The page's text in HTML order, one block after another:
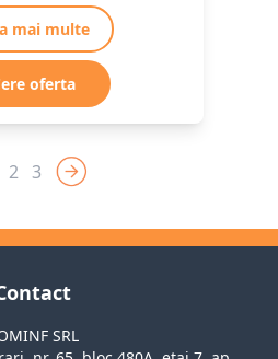
mai multe
oferta
2 3
SRL